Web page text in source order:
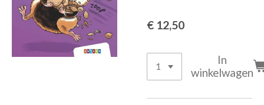
€ 12,50
In
winkelwagen